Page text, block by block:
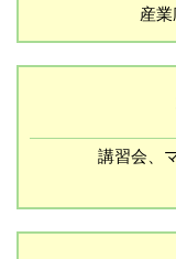
産
講習会、